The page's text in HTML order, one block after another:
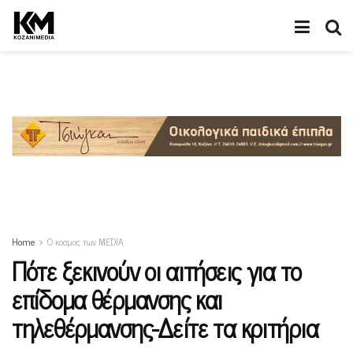
Home Ο κοσμος των MEDIA
Πότε ξεκινούν οι αιτήσεις για το
επίδομα θέρμανσης και
τηλεθέρμανσης-Δείτε τα κριτήρια